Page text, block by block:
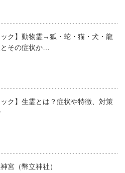
ック】動物霊→狐・蛇・猫・犬・龍
その症状か…
ック】生霊とは？症状や特徴、対策
宮（幣立神社）